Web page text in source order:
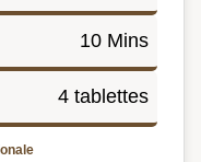
10 Mins
4 tablettes